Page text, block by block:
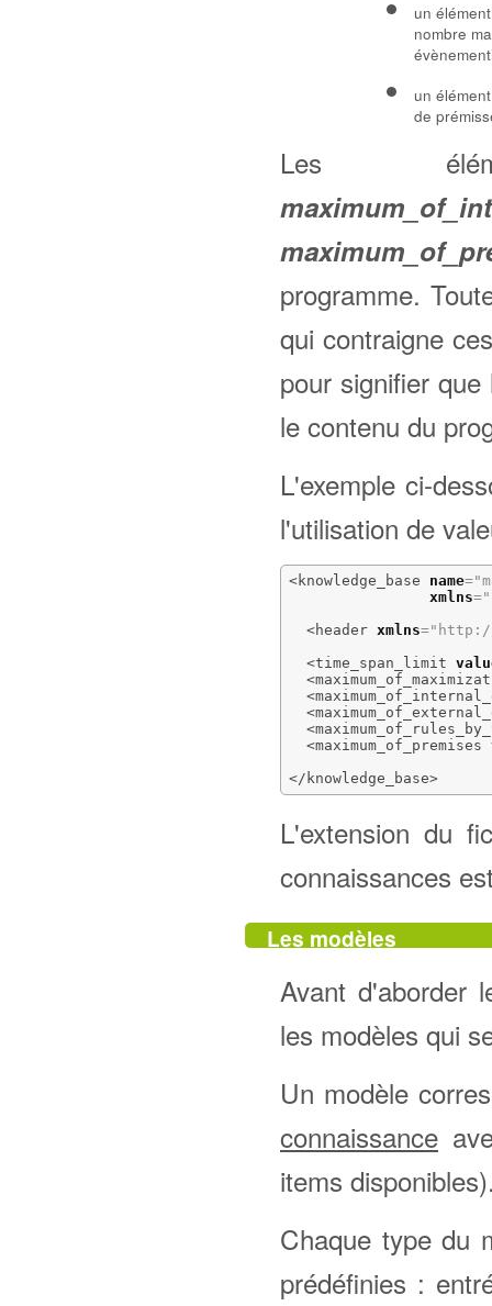
un
nombre
un
de
Les
programme.
qui contraigne
pour signifier
le contenu du
L'exemple ci-
l'utilisation de
<knowledge_base name=
xmlns=
<header xmlns="http://
<time_span_limit
<maximum_of_premises
</knowledge_base>
L'extension du
connaissances
Les modèles
Avant d'aborder
les modèles qui
Un modèle
connaissance
items
Chaque type du
prédéfinies :